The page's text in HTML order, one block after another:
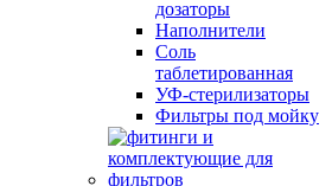
дозаторы
Наполнители
Соль
таблетированная
УФ-стерилизаторы
Фильтры под мойку